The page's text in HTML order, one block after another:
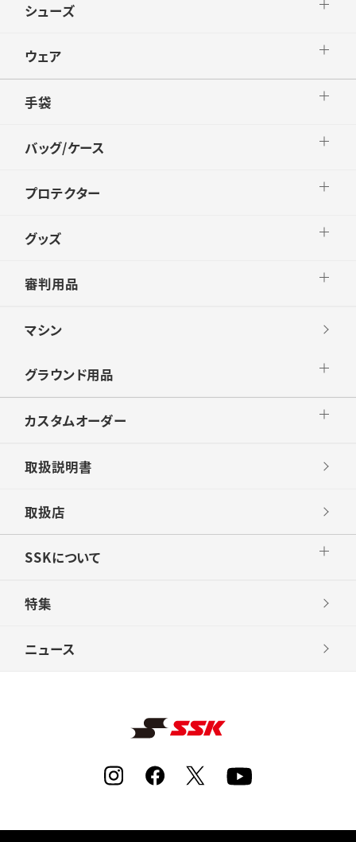
シューズ
ウェア
手袋
バッグ/ケース
プロテクター
グッズ
審判用品
マシン
グラウンド用品
カスタムオーダー
取扱説明書
取扱店
SSKについて
特集
ニュース